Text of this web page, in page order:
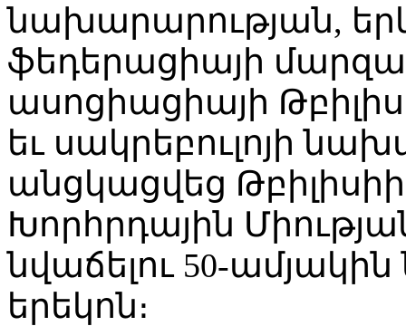
նախարարության,
ֆեդերացիայի
ասոցիացիայի
եւ սակրեբուլոյի
անցկացվեց
Խորհրդային
նվաճելու 50-
երեկոն։